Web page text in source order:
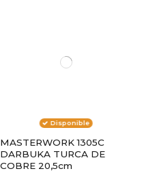
Disponible
MASTERWORK 1305C
DARBUKA TURCA DE
COBRE 20,5cm